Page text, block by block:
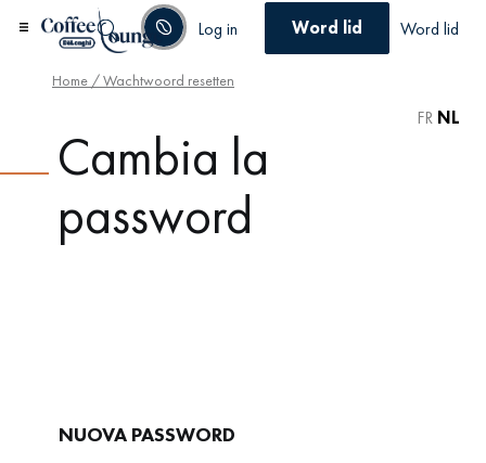
Log in Word lid Word lid
FR NL
Home / Wachtwoord resetten
Cambia la
password
NUOVA PASSWORD